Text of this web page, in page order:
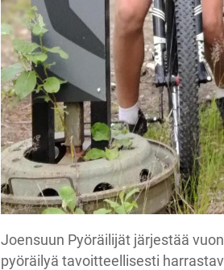
Joensuun Pyöräilijät järjestää
pyöräilyä tavoitteellisesti